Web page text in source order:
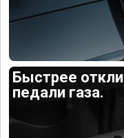
Быстрее
педали газа.